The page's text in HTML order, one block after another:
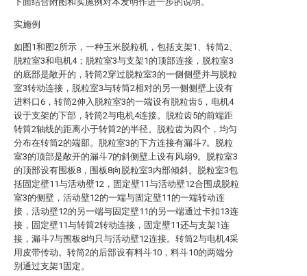
实施例
如图1和图2所示，一种玉米脱粒机，包括支架1、转筒2、
脱粒室3和电机4；脱粒室3与支架1的顶部连接，脱粒室3
的底部是敞开的，转筒2穿过脱粒室3的一侧侧壁并与脱粒
室3转动连接，脱粒室3与转筒2相对的另一侧侧壁上设有
进料口6，转筒2伸入脱粒室3的一端设有脱粒齿5，电机4
设于支架的下部，转筒2与电机4连接。脱粒齿5的前端距
转筒2轴线的距离小于转筒2的半径。脱粒齿为四个，均匀
分布在转筒2的端部。脱粒室3的下方连接有漏斗7。脱粒
室3的顶部是敞开的漏斗7的斜侧壁上设有风扇9。脱粒室3
的顶部设有围板8，围板8向脱粒室3内部倾斜。脱粒室3包
括固定壁11与活动壁12，固定壁11与活动壁12合围成脱粒
室3的侧壁，活动壁12的一端与固定壁11的一端转动连
接，活动壁12的另一端与固定壁11的另一端通过卡扣13连
接，固定壁11与转筒2转动连接，固定壁11还与支架1连
接，漏斗7与围板8均只与活动壁12连接。转筒2与电机4采
用皮带传动。转筒2的后部设有料斗10，料斗10的两端分
别通过支架1固定。